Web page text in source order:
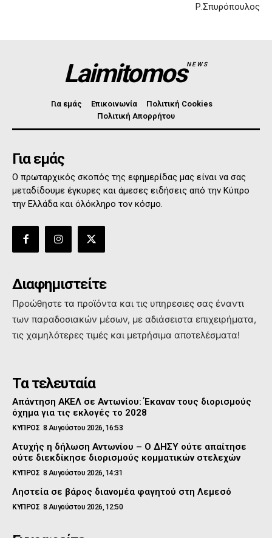
Ρ.Σπυρόπουλος
LaimitomosNEWS
Για εμάς Επικοινωνία
Πολιτική Cookies
Πολιτική Απορρήτου
Για εμάς
Ο πρωταρχικός σκοπός της εφημερίδας μας είναι να σας
μεταδίδουμε έγκυρες και άμεσες ειδήσεις από την Κύπρο
την Ελλάδα και όλόκληρο τον κόσμο.
Διαφημιστείτε
Προώθηστε τα προϊόντα και τις υπηρεσιες σας έναντι
των παραδοσιακών μέσων, με αδιάσειστα επιχειρήματα,
τις χαμηλότερες τιμές και μετρήσιμα αποτελέσματα!
Τα τελευταία
Απάντηση ΑΚΕΛ σε Αντωνίου: Έκαναν τους διορισμούς
όχημα για τις εκλογές το 2028
ΚΥΠΡΟΣ 8 Αυγούστου 2026, 16:53
Ατυχής η δήλωση Αντωνίου – Ο ΔΗΣΥ ούτε απαίτησε
ούτε διεκδίκησε διορισμούς κομματικών στελεχών
ΚΥΠΡΟΣ 8 Αυγούστου 2026, 14:31
Ληστεία σε βάρος διανομέα φαγητού στη Λεμεσό
ΚΥΠΡΟΣ 8 Αυγούστου 2026, 12:50